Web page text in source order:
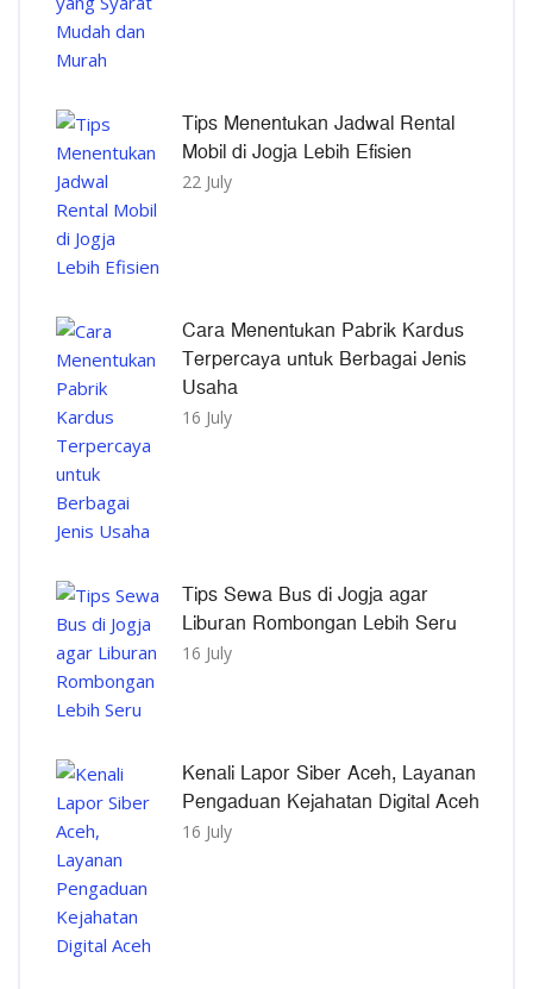
Tips Menentukan Jadwal Rental
Mobil di Jogja Lebih Efisien
22 July
Cara Menentukan Pabrik Kardus
Terpercaya untuk Berbagai Jenis
Usaha
16 July
Tips Sewa Bus di Jogja agar
Liburan Rombongan Lebih Seru
16 July
Kenali Lapor Siber Aceh, Layanan
Pengaduan Kejahatan Digital Aceh
16 July